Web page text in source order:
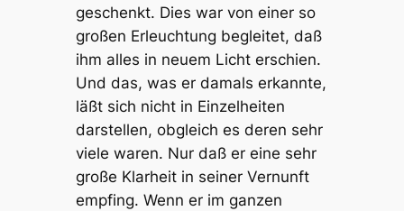
geschenkt. Dies war von einer so
großen Erleuchtung begleitet, daß
ihm alles in neuem Licht erschien.
Und das, was er damals erkannte,
läßt sich nicht in Einzelheiten
darstellen, obgleich es deren sehr
viele waren. Nur daß er eine sehr
große Klarheit in seiner Vernunft
empfing. Wenn er im ganzen